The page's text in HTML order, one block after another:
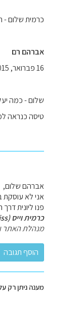
כרמית שלום -
אברהם רם
16 פברואר, 2015
טיסה כנראה
אברהם שלום,
אני לא עוסקת
פנו ליונית
כרמית וייס (Carmit Weiss)
מנהלת האתר
מענה ניתן רק